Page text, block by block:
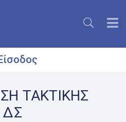
ΤΑΚΤΙΚΗΣ
ΔΣ